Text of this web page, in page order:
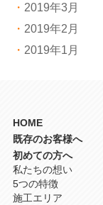
2019年3月
2019年2月
2019年1月
HOME
既存のお客様へ
初めての方へ
私たちの想い
5つの特徴
施工エリア